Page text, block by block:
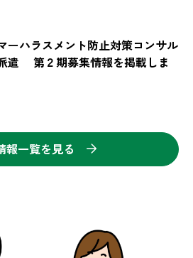
ーハラスメント防止対策コンサル
遣 第２期募集情報を掲載しま
報一覧を見る